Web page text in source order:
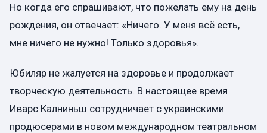
Но когда его спрашивают, что пожелать ему на день
рождения, он отвечает: «Ничего. У меня всё есть,
мне ничего не нужно! Только здоровья».
Юбиляр не жалуется на здоровье и продолжает
творческую деятельность. В настоящее время
Иварс Калниньш сотрудничает с украинскими
продюсерами в новом международном театральном